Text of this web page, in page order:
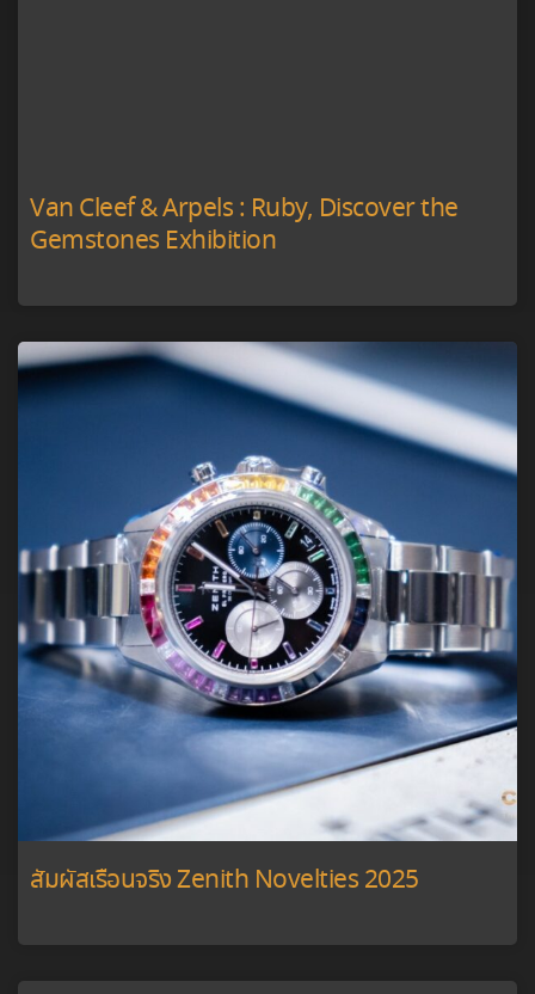
Van Cleef & Arpels : Ruby, Discover the
Gemstones Exhibition
สัมผัสเรือนจริง Zenith Novelties 2025